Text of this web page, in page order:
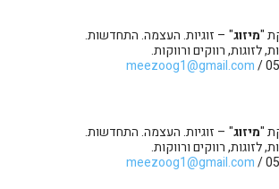
"מיזוג" – זוגיות. העצמה. התחדשות.
לזוגות, רווקים ורווקות.
meezoog1@gmail.com
"מיזוג" – זוגיות. העצמה. התחדשות.
לזוגות, רווקים ורווקות.
meezoog1@gmail.com